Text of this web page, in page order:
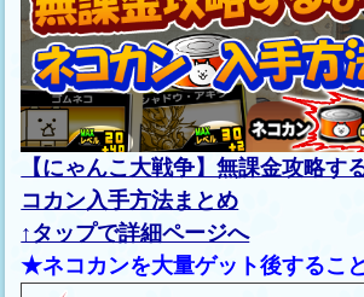
【にゃんこ大戦争】無課金攻略
コカン入手方法まとめ
↑タップで詳細ページへ
★ネコカンを大量ゲット後するこ